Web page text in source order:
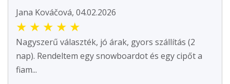
Jana Kováčová, 04.02.2026
★ ★ ★ ★ ★
Nagyszerű választék, jó árak, gyors szállítás (2
nap). Rendeltem egy snowboardot és egy cipőt a
fiam...